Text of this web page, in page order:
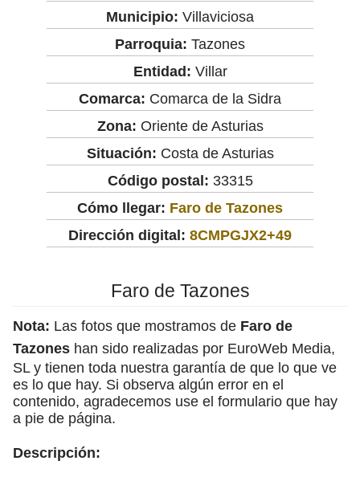
Municipio: Villaviciosa
Parroquia: Tazones
Entidad: Villar
Comarca: Comarca de la Sidra
Zona: Oriente de Asturias
Situación: Costa de Asturias
Código postal: 33315
Cómo llegar: Faro de Tazones
Dirección digital: 8CMPGJX2+49
Faro de Tazones
Nota: Las fotos que mostramos de Faro de
Tazones han sido realizadas por EuroWeb Media,
SL y tienen toda nuestra garantía de que lo que ve
es lo que hay. Si observa algún error en el
contenido, agradecemos use el formulario que hay
a pie de página.
Descripción: